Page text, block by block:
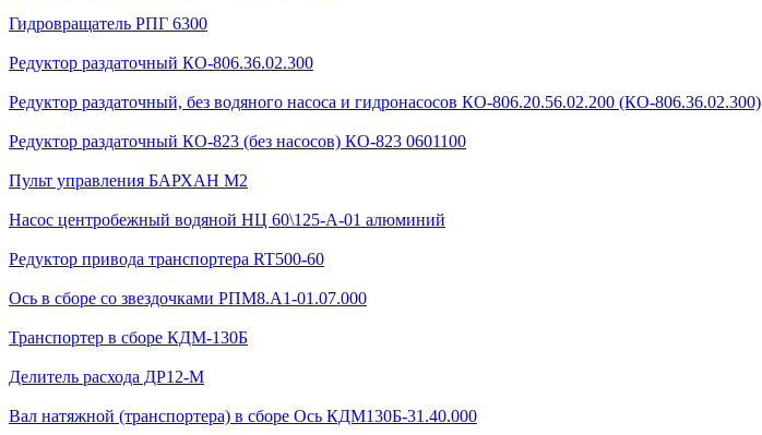
Гидровращатель РПГ 6300
Редуктор раздаточный КО-806.36.02.300
Редуктор раздаточный, без водяного насоса и гидронасосов КО-806.20.56.02.200 (КО-806.36.02.300)
Редуктор раздаточный КО-823 (без насосов) КО-823 0601100
Пульт управления БАРХАН М2
Насос центробежный водяной НЦ 60\125-А-01 алюминий
Редуктор привода транспортера RT500-60
Ось в сборе со звездочками РПМ8.А1-01.07.000
Транспортер в сборе КДМ-130Б
Делитель расхода ДР12-М
Вал натяжной (транспортера) в сборе Ось КДМ130Б-31.40.000